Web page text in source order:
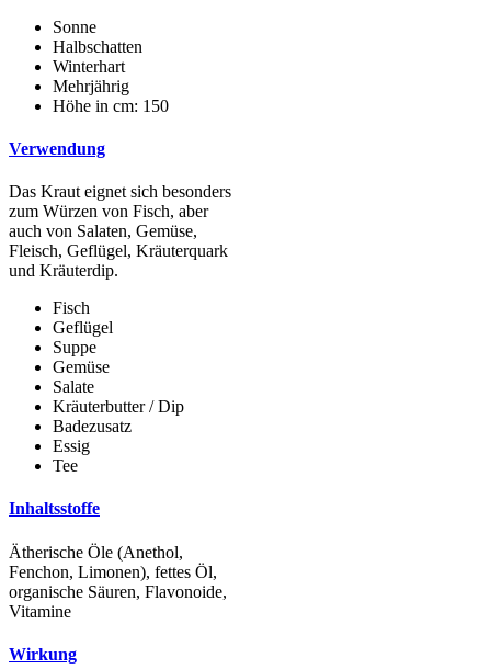
Sonne
Halbschatten
Winterhart
Mehrjährig
Höhe in cm: 150
Verwendung
Das Kraut eignet sich besonders
zum Würzen von Fisch, aber
auch von Salaten, Gemüse,
Fleisch, Geflügel, Kräuterquark
und Kräuterdip.
Fisch
Geflügel
Suppe
Gemüse
Salate
Kräuterbutter / Dip
Badezusatz
Essig
Tee
Inhaltsstoffe
Ätherische Öle (Anethol,
Fenchon, Limonen), fettes Öl,
organische Säuren, Flavonoide,
Vitamine
Wirkung